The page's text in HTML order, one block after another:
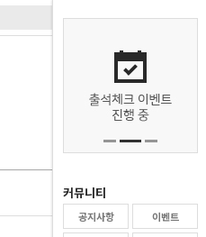
커뮤니티
공지사항
이벤트